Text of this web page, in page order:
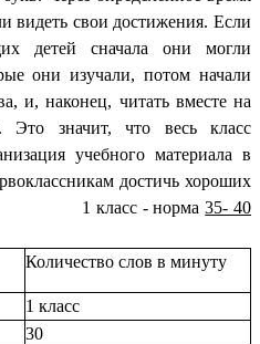
видеть свои достижения. Если
детей сначала они могли
они изучали, потом начали
и, наконец, читать вместе на
Это значит, что весь класс
учебного материала в
достичь хороших
- норма35- 40
Количество слов в минуту
1 класс
30